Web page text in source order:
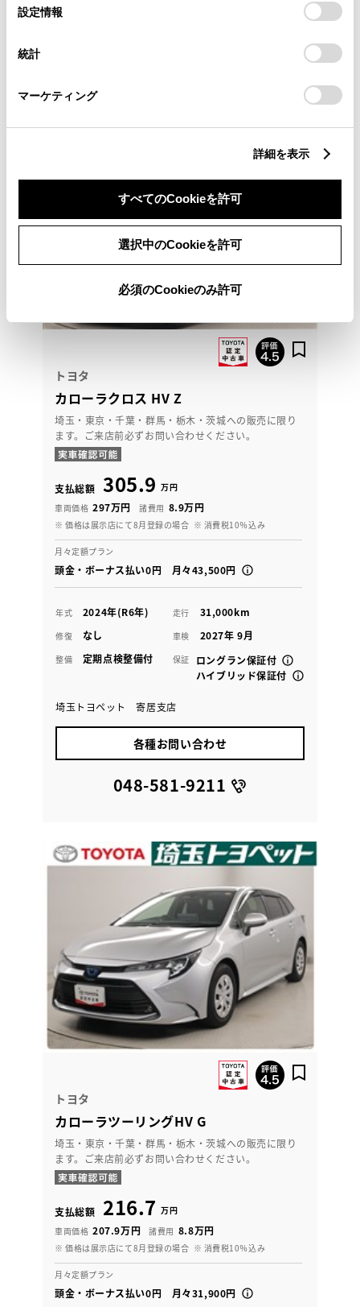
デバイスにすべてのCookie(クッキー)が保存されることに同
意したことになります。Cookie(クッキー)のオプトアウト、
設定の変更、同意を撤回したりするにあたっては、当社の
「Cookie（クッキー）情報の取り扱いについて
」をご覧くだ
設定情報
統計
マーケティング
詳細を表示
すべてのCookieを許可
選択中のCookieを許可
必須のCookieのみ許可
トヨタ
カローラクロス HV Z
埼玉・東京・千葉・群馬・栃木・茨城への販売に限り
ます。ご来店前必ずお問い合わせください。
支払総額 305.9 万円
車両価格 297万円 諸費用 8.9万円
※ 価格は展示店にて8月登録の場合 ※ 消費税10％込み
月々定額プラン
頭金・ボーナス払い0円 月々43,500円
年式 2024年(R6年) 走行 31,000km
修復 なし 車検 2027年 9月
整備 定期点検整備付 保証
ロングラン保証付
ハイブリッド保証付
埼玉トヨペット 寄居支店
各種お問い合わせ
048-581-9211
トヨタ
カローラツーリングHV G
埼玉・東京・千葉・群馬・栃木・茨城への販売に限り
ます。ご来店前必ずお問い合わせください。
支払総額 216.7 万円
車両価格 207.9万円 諸費用 8.8万円
※ 価格は展示店にて8月登録の場合 ※ 消費税10％込み
月々定額プラン
頭金・ボーナス払い0円 月々31,900円